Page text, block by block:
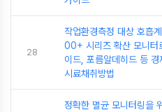
28
작업환경측정 대상 호
00+ 시리즈 확산 모니터
이드, 포름알데히드 등
시료채취방법
정확한 멸균 모니터링을